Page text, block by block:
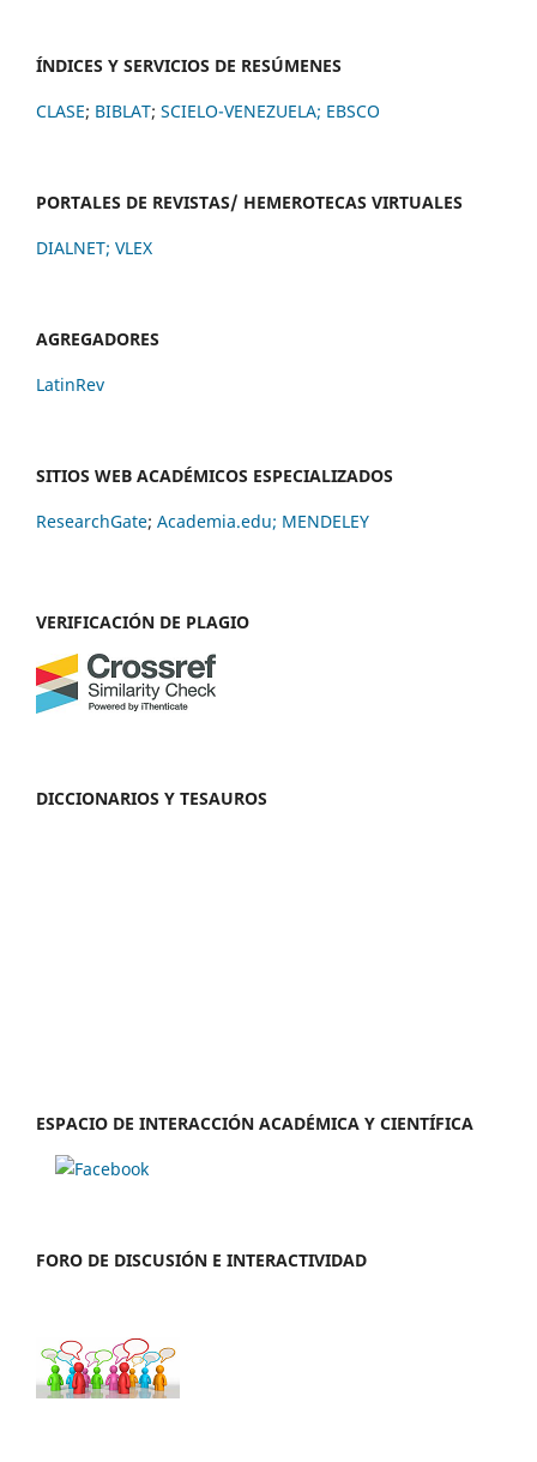
ÍNDICES Y SERVICIOS DE RESÚMENES
CLASE; BIBLAT; SCIELO-VENEZUELA; EBSCO
PORTALES DE REVISTAS/ HEMEROTECAS VIRTUALES
DIALNET; VLEX
AGREGADORES
LatinRev
SITIOS WEB ACADÉMICOS ESPECIALIZADOS
ResearchGate; Academia.edu; MENDELEY
VERIFICACIÓN DE PLAGIO
DICCIONARIOS Y TESAUROS
ESPACIO DE INTERACCIÓN ACADÉMICA Y CIENTÍFICA
FORO DE DISCUSIÓN E INTERACTIVIDAD